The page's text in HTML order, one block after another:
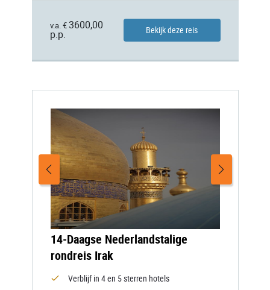
v.a. € 3600,00
p.p.
Bekijk deze reis
14-Daagse Nederlandstalige
rondreis Irak
Verblijf in 4 en 5 sterren hotels